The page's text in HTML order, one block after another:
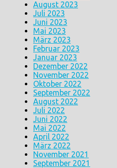
August 2023
Juli 2023
Juni 2023
Mai 2023
März 2023
Februar 2023
Januar 2023
Dezember 2022
November 2022
Oktober 2022
September 2022
August 2022
Juli 2022
Juni 2022
Mai 2022
April 2022
März 2022
November 2021
September 2021